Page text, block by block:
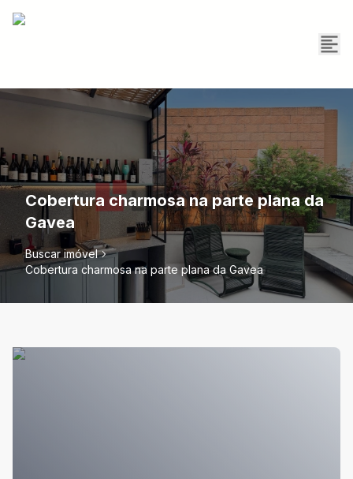
Cobertura charmosa na parte plana da
Gavea
Buscar imóvel
Cobertura charmosa na parte plana da Gavea